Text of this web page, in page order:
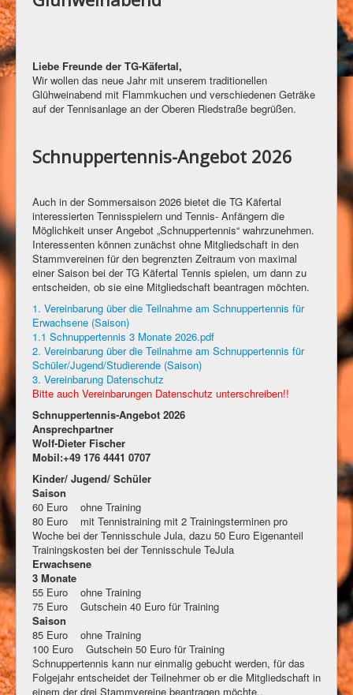
Liebe Freunde der TG-Käfertal,
Wir wollen das neue Jahr mit unserem traditionellen
Glühweinabend mit Flammkuchen und verschiedenen Geträke
auf der Tennisanlage an der Oberen Riedstraße begrüßen.
Schnuppertennis-Angebot 2026
Auch in der Sommersaison 2026 bietet die TG Käfertal
interessierten Tennisspielern und Tennis- Anfängern die
Möglichkeit unser Angebot „Schnuppertennis“ wahrzunehmen.
Interessenten können zunächst ohne Mitgliedschaft in den
Stammvereinen für den begrenzten Zeitraum von maximal
einer Saison bei der TG Käfertal Tennis spielen, um dann zu
entscheiden, ob sie eine Mitgliedschaft beantragen möchten.
1. Vereinbarung über die Teilnahme am Schnuppertennis für
Erwachsene (Saison)
1.1 Schnuppertennis 3 Monate 2026.pdf
2. Vereinbarung über die Teilnahme am Schnuppertennis für
Schüler/Jugend/Studierende (Saison)
3. Vereinbarung Datenschutz
Bitte auch Vereinbarungen Datenschutz unterschreiben!!
Schnuppertennis-Angebot 2026
Ansprechpartner
Wolf-Dieter Fischer
Mobil:+49 176 4441 0707
Kinder/ Jugend/ Schüler
Saison
60 Euro ohne Training
80 Euro mit Tennistraining mit 2 Trainingsterminen pro
Woche bei der Tennisschule Jula, dazu 50 Euro Eigenanteil
Trainingskosten bei der Tennisschule TeJula
Erwachsene
3 Monate
55 Euro ohne Training
75 Euro Gutschein 40 Euro für Training
Saison
85 Euro ohne Training
100 Euro Gutschein 50 Euro für Training
Schnuppertennis kann nur einmalig gebucht werden, für das
Folgejahr entscheidet der Teilnehmer ob er die Mitgliedschaft in
einem der drei Stammvereine beantragen möchte..